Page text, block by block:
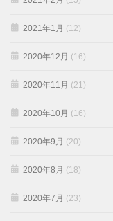
2021年1月 (12)
2020年12月 (16)
2020年11月 (21)
2020年10月 (16)
2020年9月 (20)
2020年8月 (18)
2020年7月 (23)